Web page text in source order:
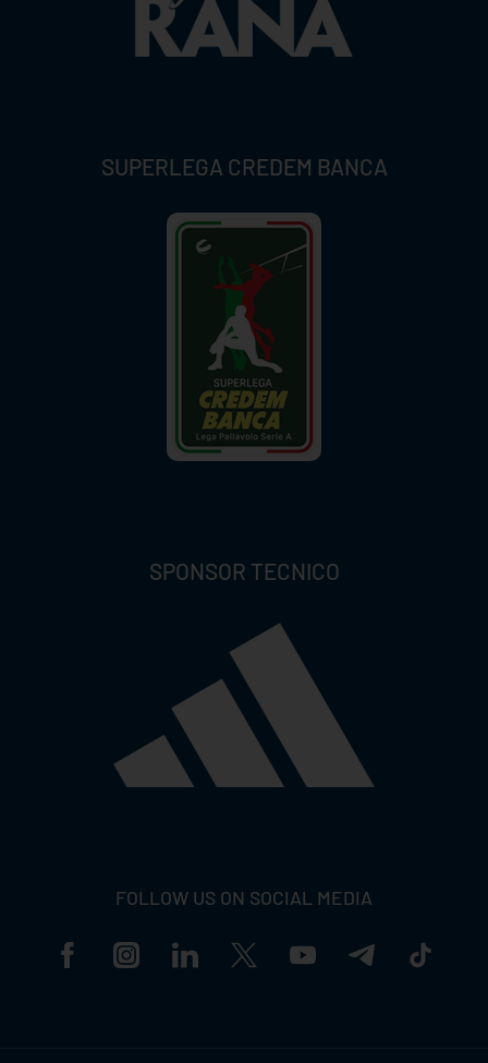
SUPERLEGA CREDEM BANCA
SPONSOR TECNICO
FOLLOW US ON SOCIAL MEDIA